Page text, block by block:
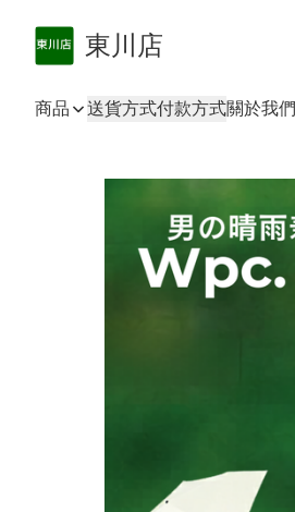
東川店
商品 送貨方式付款方式關於我們